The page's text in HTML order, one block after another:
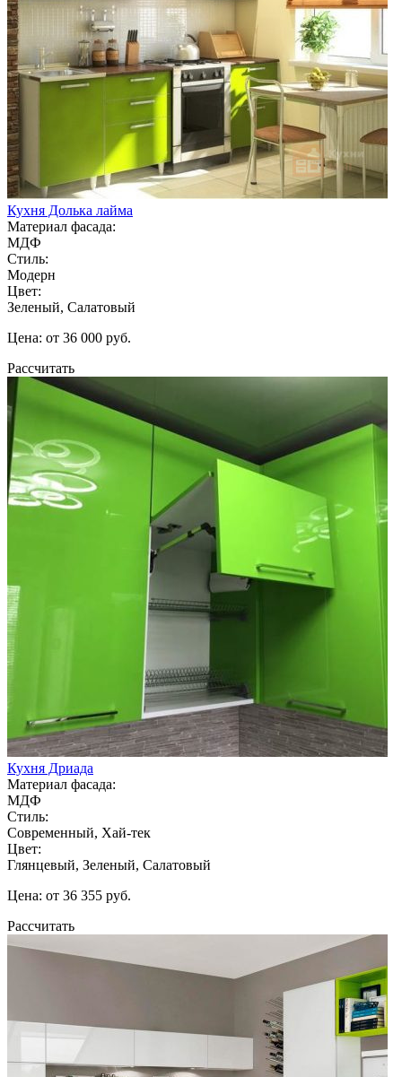
Кухня Долька лайма
Материал фасада:
МДФ
Стиль:
Модерн
Цвет:
Зеленый, Салатовый
Цена: от 36 000 руб.
Рассчитать
Кухня Дриада
Материал фасада:
МДФ
Стиль:
Современный, Хай-тек
Цвет:
Глянцевый, Зеленый, Салатовый
Цена: от 36 355 руб.
Рассчитать